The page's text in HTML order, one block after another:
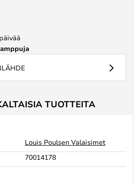
TUOTTEITA
Louis Poulsen Valaisimet
70014178